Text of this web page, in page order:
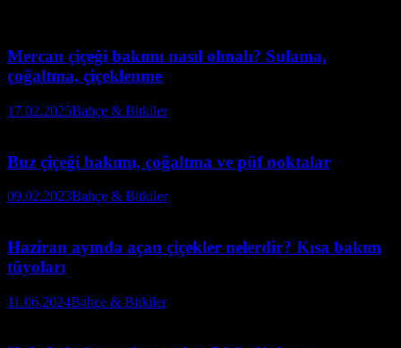
Mercan çiçeği bakımı nasıl olmalı? Sulama,
çoğaltma, çiçeklenme
17.02.2025Bahçe & Bitkiler
Buz çiçeği bakımı, çoğaltma ve püf noktalar
09.02.2023Bahçe & Bitkiler
Haziran ayında açan çiçekler nelerdir? Kısa bakım
tüyoları
11.06.2024Bahçe & Bitkiler